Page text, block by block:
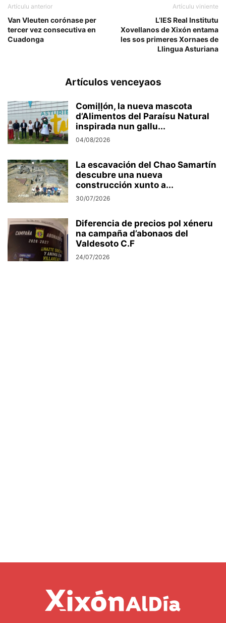
Artículu anterior
Van Vleuten corónase per
tercer vez consecutiva en
Cuadonga
Artículu viniente
L’IES Real Institutu
Xovellanos de Xixón entama
les sos primeres Xornaes de
Llingua Asturiana
Artículos venceyaos
Comiḷḷón, la nueva mascota
d’Alimentos del Paraísu Natural
inspirada nun gallu...
04/08/2026
La escavación del Chao Samartín
descubre una nueva
construcción xunto a...
30/07/2026
Diferencia de precios pol xéneru
na campaña d’abonaos del
Valdesoto C.F
24/07/2026